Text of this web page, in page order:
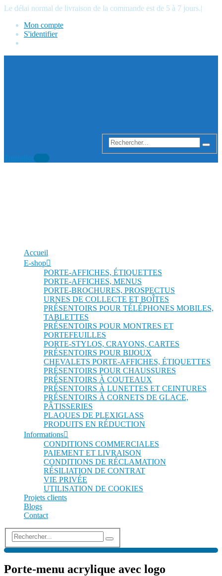
Le délai normal de livraison de la commande est de 5 à 7 jours.|
Mon compte
S'identifier
Trustpilot
Accueil
E-shop
PORTE-AFFICHES, ÉTIQUETTES
PORTE-AFFICHES, MENUS
PORTE-BROCHURES, PROSPECTUS
URNES DE COLLECTE ET BOÎTES
PRÉSENTOIRS POUR TÉLÉPHONES MOBILES,
TABLETTES
PRÉSENTOIRS POUR MONTRES ET
PORTEFEUILLES
PORTE-STYLOS, CRAYONS, CARTES
PRÉSENTOIRS POUR BIJOUX
CHEVALETS PORTE-AFFICHES, ÉTIQUETTES
PRÉSENTOIRS POUR CHAUSSURES
PRÉSENTOIRS À COUTEAUX
PRÉSENTOIRS À LUNETTES ET CEINTURES
PRÉSENTOIRS À CORNETS DE GLACE,
PÂTISSERIES
PLAQUES DE PLEXIGLASS
PRODUITS EN RÉDUCTION
Informations
CONDITIONS COMMERCIALES
PAIEMENT ET LIVRAISON
CONDITIONS DE RÉCLAMATION
RÉSILIATION DE CONTRAT
VIE PRIVÉE
UTILISATION DE COOKIES
Projets clients
Blogs
Contact
Porte-menu acrylique avec logo